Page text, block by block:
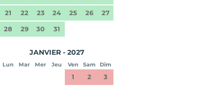
21 22 23 24 25 26 27
28 29 30 31
JANVIER - 2027
Lun Mar Mer Jeu Ven Sam Dim
1 2 3